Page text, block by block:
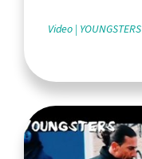
Video YOUNGSTERS